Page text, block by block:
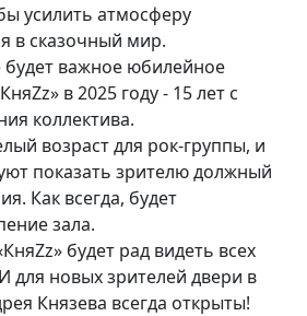
усилить атмосферу
в сказочный мир.
важное юбилейное
в 2025 году - 15 лет с
коллектива.
возраст для рок-группы, и
показать зрителю должный
Как всегда, будет
зала.
будет рад видеть всех
для новых зрителей двери в
Князева всегда открыты!